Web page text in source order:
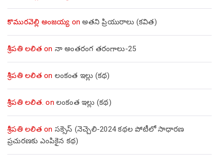
కొమురవెల్లి అంజయ్య onఅతని ప్రియురాలు (కవిత)
శ్రీపతి లలిత on నా అంతరంగ తరంగాలు-25
శ్రీపతి లలిత on లంకంత ఇల్లు (కథ)
శ్రీపతి లలిత. on లంకంత ఇల్లు (కథ)
శ్రీపతి లలిత on సక్సెస్ (నెచ్చెలి-2024 కథల పోటీలో సాధారణ
ప్రచురణకు ఎంపికైన కథ)